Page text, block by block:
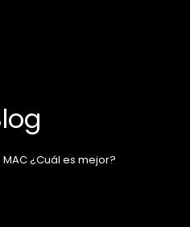
MAC ¿Cuál es mejor?